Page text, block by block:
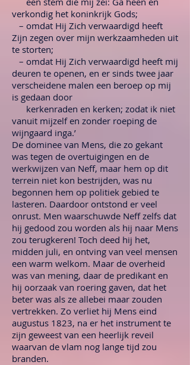
verkondig het koninkrijk Gods;
– omdat Hij Zich verwaardigd heeft
Zijn zegen over mijn werkzaamheden uit
te storten;
– omdat Hij Zich verwaardigd heeft mij
deuren te openen, en er sinds twee jaar
verscheidene malen een beroep op mij
is gedaan door
kerkenraden en kerken; zodat ik niet
vanuit mijzelf en zonder roeping de
wijngaard inga.’
De dominee van Mens, die zo gekant
was tegen de overtuigingen en de
werkwijzen van Neff, maar hem op dit
terrein niet kon bestrijden, was nu
begonnen hem op politiek gebied te
lasteren. Daardoor ontstond er veel
onrust. Men waarschuwde Neff zelfs dat
hij gedood zou worden als hij naar Mens
zou terugkeren! Toch deed hij het,
midden juli, en ontving van veel mensen
een warm welkom. Maar de overheid
was van mening, daar de predikant en
hij oorzaak van roering gaven, dat het
beter was als ze allebei maar zouden
vertrekken. Zo verliet hij Mens eind
augustus 1823, na er het instrument te
zijn geweest van een heerlijk reveil
waarvan de vlam nog lange tijd zou
branden.